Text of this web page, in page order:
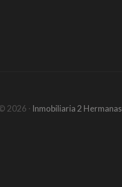
2026 ⋅ Inmobiliaria 2 Hermanas